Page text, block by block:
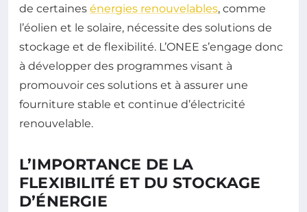
de certaines énergies renouvelables, comme
l’éolien et le solaire, nécessite des solutions de
stockage et de flexibilité. L’ONEE s’engage donc
à développer des programmes visant à
promouvoir ces solutions et à assurer une
fourniture stable et continue d’électricité
renouvelable.
L’IMPORTANCE DE LA
FLEXIBILITÉ ET DU STOCKAGE
D’ÉNERGIE